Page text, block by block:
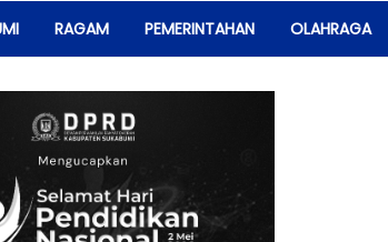
RAGAM PEMERINTAHAN OLAHRAGA